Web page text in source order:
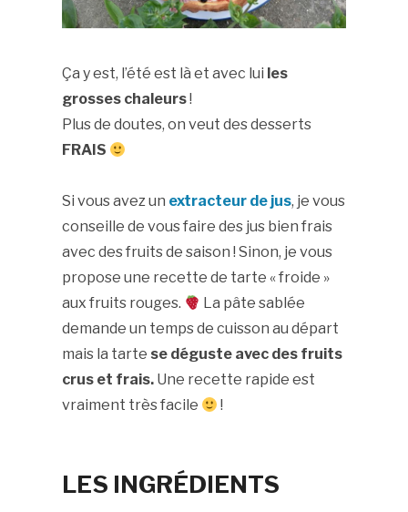
Ça y est, l’été est là et avec lui les
grosses chaleurs!
Plus de doutes, on veut des desserts
FRAIS
Si vous avez un extracteur de jus, je vous
conseille de vous faire des jus bien frais
avec des fruits de saison ! Sinon, je vous
propose une recette de tarte « froide »
aux fruits rouges.
La pâte sablée
demande un temps de cuisson au départ
mais la tarte se déguste avec des fruits
crus et frais.Une recette rapide est
vraiment très facile
!
LES INGRÉDIENTS